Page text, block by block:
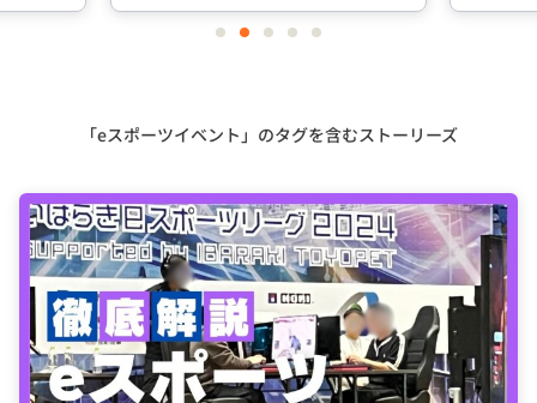
itemitemitemitemitem
「eスポーツイベント」のタグを含むストーリーズ